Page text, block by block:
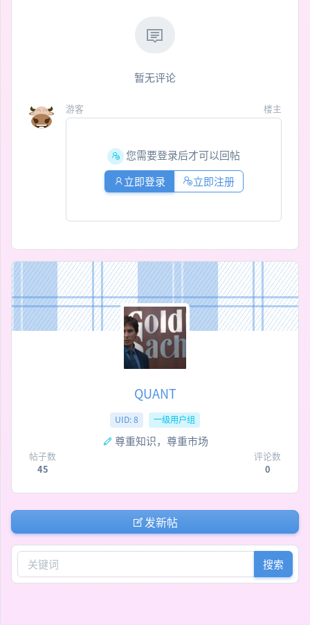
暂无评论
游客 楼主
您需要登录后才可以回帖
立即登录
立即注册
QUANT
UID: 8 一级用户组
尊重知识，尊重市场
帖子数
45
评论数
0
发新帖
搜索